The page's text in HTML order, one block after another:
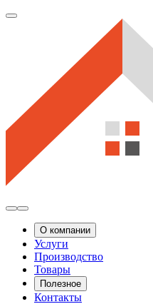
О компании
Услуги
Производство
Товары
Полезное
Контакты